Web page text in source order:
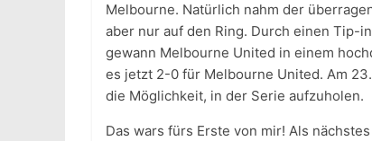
Melbourne. Natürlich nahm der
aber nur auf den Ring. Durch einen Tip-
gewann Melbourne United in einem
es jetzt 2-0 für Melbourne United. Am
die Möglichkeit, in der Serie aufzuholen.
Das wars fürs Erste von mir! Als